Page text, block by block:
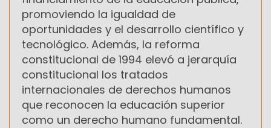
promoviendo la igualdad de
oportunidades y el desarrollo científico y
tecnológico. Además, la reforma
constitucional de 1994 elevó a jerarquía
constitucional los tratados
internacionales de derechos humanos
que reconocen la educación superior
como un derecho humano fundamental.